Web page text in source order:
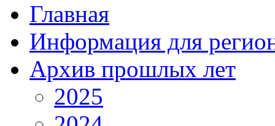
Главная
Информация для
Архив прошлых лет
2025